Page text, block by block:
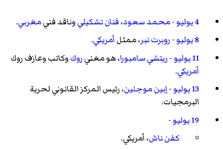
4 يوليو -محمد سعود،فنان تشكيليوناقد فنيمغربي.
8 يوليو
-روبرت نبر، ممثلأمريكي.
11 يوليو
-ريتشي سامبورا، هو مغنيروكوكاتب وعازف روك
أمريكي.
13 يوليو
-إبين موجلين، رئيس المركز القانوني لحرية
البرمجيات.
19 يوليو
-
كفن ناش،أمريكي.